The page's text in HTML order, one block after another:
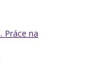
Práce na